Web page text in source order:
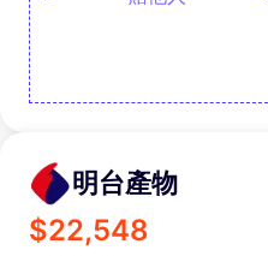
明台產物
$22,548